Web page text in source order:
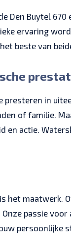
Den Buytel
ervaring
beste van
in
of familie.
en actie.
het
passie
persoonlijke